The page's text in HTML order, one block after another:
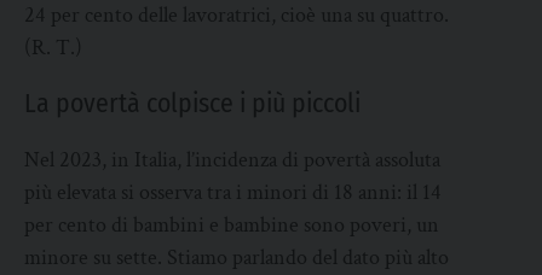
24 per cento delle lavoratrici, cioè una su quattro.
(R. T.)
La povertà colpisce i più piccoli
Nel 2023, in Italia, l’incidenza di povertà assoluta
più elevata si osserva tra i minori di 18 anni: il 14
per cento di bambini e bambine sono poveri, un
minore su sette. Stiamo parlando del dato più alto